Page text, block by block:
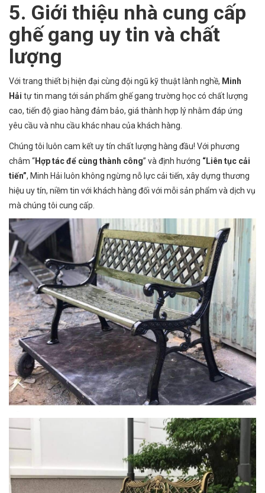
5. Giới thiệu nhà cung cấp
ghế gang uy tin và chất
lượng
Với trang thiết bị hiện đại cùng đội ngũ kỹ thuật lành nghề, Minh
Hải tự tin mang tới sản phẩm ghế gang trường học có chất lượng
cao, tiến độ giao hàng đảm bảo, giá thành hợp lý nhằm đáp ứng
yêu cầu và nhu cầu khác nhau của khách hàng.
Chúng tôi luôn cam kết uy tín chất lượng hàng đầu! Với phương
châm “Hợp tác để cùng thành công” và định hướng “Liên tục cải
tiến”, Minh Hải luôn không ngừng nỗ lực cải tiến, xây dựng thương
hiệu uy tín, niềm tin với khách hàng đối với mỗi sản phẩm và dịch vụ
mà chúng tôi cung cấp.